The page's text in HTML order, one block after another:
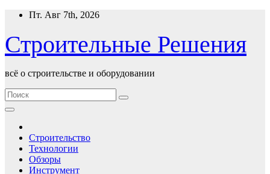
Перейти
содержимому
Пт. Авг 7th, 2026
Строительные Решения
всё о строительстве и оборудовании
Строительство
Технологии
Обзоры
Инструмент